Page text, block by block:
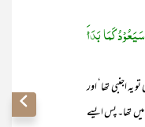
کَمَا بَدَأَ
اجنبی تھا‘ اور
میں تھا۔ پس ایسے